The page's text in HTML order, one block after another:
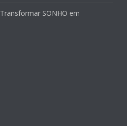
Transformar SONHO em